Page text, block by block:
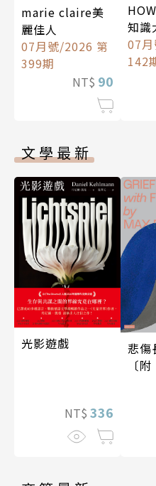
marie claire美
麗佳人
07月號/2026 第
399期
NT$ 90
知識
中文
07
142
文學最新
光影遊戲
NT$ 336
悲傷
〔